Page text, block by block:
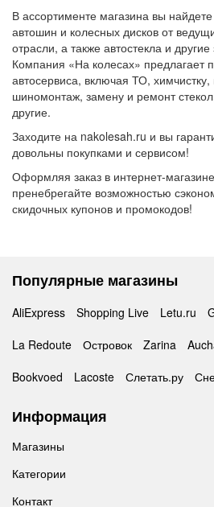
В ассортименте магазина вы
автошин и колесных дисков от
отрасли, а также автостекла и
Компания «На колесах» предлагает
автосервиса, включая ТО,
шиномонтаж, замену и ремонт
другие.
Заходите на nakolesah.ru и вы
довольны покупками и сервисом!
Оформляя заказ в интернет-
пренебрегайте возможностью
скидочных купонов и промокодов!
Популярные магазины
AliExpress Shopping Live Letu.ru
La Redoute
Островок Zarina
Bookvoed
Lacoste Слетать.ру
Информация
Магазины
Категории
Контакт